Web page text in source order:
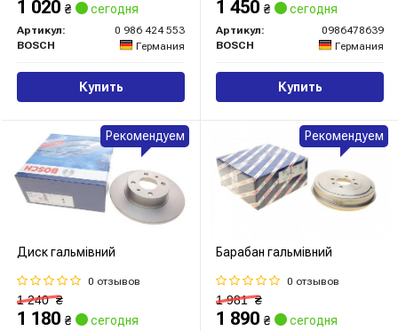
1 020 ₴ сегодня
Артикул:
0 986 424 553
BOSCH
Германия
Купить
1 450 ₴ сегодня
Артикул:
0986478639
BOSCH
Германия
Купить
Диск гальмівний
0 отзывов
1 240₴
1 180 ₴ сегодня
Рекомендуем
Барабан гальмівний
0 отзывов
1 981₴
1 890 ₴ сегодня
Рекомендуем